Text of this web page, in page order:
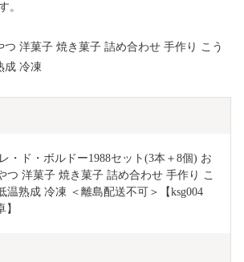
。
つ 洋菓子 焼き菓子 詰め合わせ 手作り こう
成 冷凍
・ド・ボルドー1988セット(3本＋8個) お
つ 洋菓子 焼き菓子 詰め合わせ 手作り こ
温熟成 冷凍 ＜離島配送不可＞【ksg004